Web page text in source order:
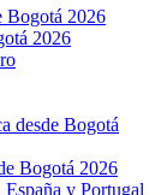
Bogotá 2026
2026
desde Bogotá
Bogotá 2026
y Portugal